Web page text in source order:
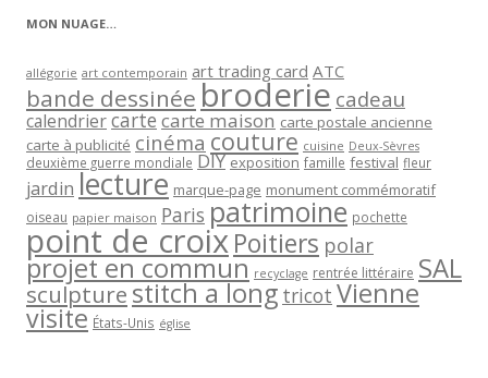
MON NUAGE…
allégorie art contemporain art trading card ATC
bande dessinée broderie cadeau
calendriercartecarte maison carte postale ancienne
carte à publicité cinéma couture cuisine Deux-Sèvres
deuxième guerre mondiale DIY exposition famille festival fleur
jardin lecture marque-page monument commémoratif
oiseau papier maison Paris patrimoine pochette
point de croixPoitiers polar
projet en commun recyclage rentrée littéraire SAL
sculpturestitch a long tricot Vienne
visite États-Unis église